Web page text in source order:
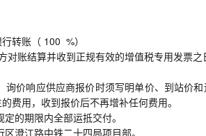
转账（ 100 %）
对账结算并收到正规有效的增值税专用发票
询价响应供应商报价时须写明单价、到站价
费用，收到报价后不再增补任何费用。
的期限内全部运抵交付。
澄江路中铁二十四局项目部。